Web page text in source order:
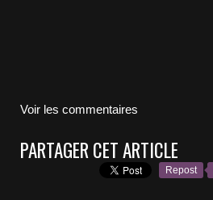
Voir les commentaires
PARTAGER CET ARTICLE
Repost